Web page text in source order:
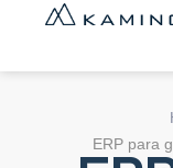
ERP para